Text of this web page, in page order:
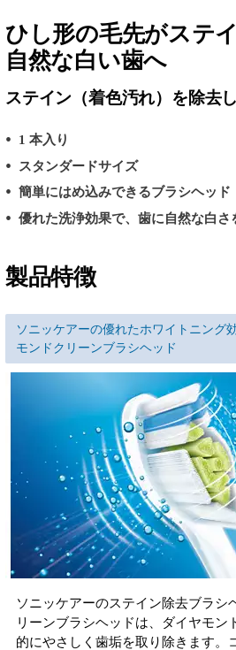
ひし形の毛先がステ
自然な白い歯へ
ステイン（着色汚れ）を除去
1 本入り
スタンダードサイズ
簡単にはめ込みできるブラシヘッド
優れた洗浄効果で、歯に自然な白さ
製品特徴
ソニッケアーの優れたホワイトニング
モンドクリーンブラシヘッド
ソニッケアーのステイン除去ブラシ
リーンブラシヘッドは、ダイヤモン
的にやさしく歯垢を取り除きます。